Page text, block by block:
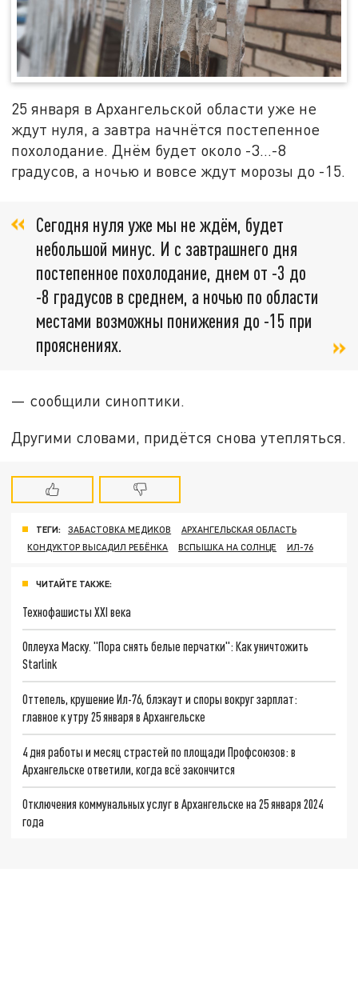
25 января в Архангельской области уже не
ждут нуля, а завтра начнётся постепенное
похолодание. Днём будет около -3…-8
градусов, а ночью и вовсе ждут морозы до -15.
Сегодня нуля уже мы не ждём, будет
небольшой минус. И с завтрашнего дня
постепенное похолодание, днем от -3 до
-8 градусов в среднем, а ночью по области
местами возможны понижения до -15 при
прояснениях.
— сообщили синоптики.
Другими словами, придётся снова утепляться.
ТЕГИ: ЗАБАСТОВКА МЕДИКОВ
АРХАНГЕЛЬСКАЯ ОБЛАСТЬ
КОНДУКТОР ВЫСАДИЛ РЕБЁНКА
ВСПЫШКА НА СОЛНЦЕ ИЛ-76
ЧИТАЙТЕ ТАКЖЕ:
Технофашисты XXI века
Оплеуха Маску. "Пора снять белые перчатки": Как уничтожить
Starlink
Оттепель, крушение Ил-76, блэкаут и споры вокруг зарплат:
главное к утру 25 января в Архангельске
4 дня работы и месяц страстей по площади Профсоюзов: в
Архангельске ответили, когда всё закончится
Отключения коммунальных услуг в Архангельске на 25 января 2024
года